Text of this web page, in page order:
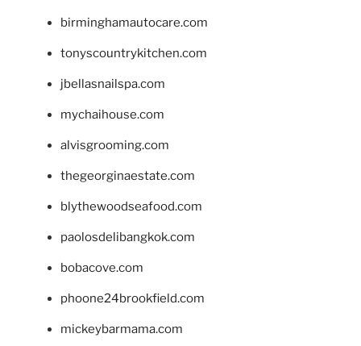
birminghamautocare.com
tonyscountrykitchen.com
jbellasnailspa.com
mychaihouse.com
alvisgrooming.com
thegeorginaestate.com
blythewoodseafood.com
paolosdelibangkok.com
bobacove.com
phoone24brookfield.com
mickeybarmama.com